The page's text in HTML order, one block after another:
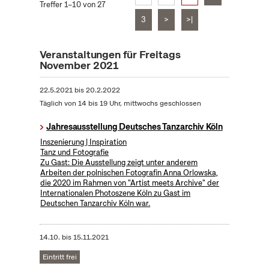
Treffer 1–10 von 27
3
> >|
Veranstaltungen für Freitags
November 2021
22.5.2021bis20.2.2022
Täglich von 14 bis 19 Uhr, mittwochs geschlossen
Jahresausstellung Deutsches Tanzarchiv Köln
Inszenierung | Inspiration
Tanz und Fotografie
Zu Gast: Die Ausstellung zeigt unter anderem
Arbeiten der polnischen Fotografin Anna Orlowska,
die 2020 im Rahmen von "Artist meets Archive" der
Internationalen Photoszene Köln zu Gast im
Deutschen Tanzarchiv Köln war.
14.10. bis15.11.2021
Eintritt frei